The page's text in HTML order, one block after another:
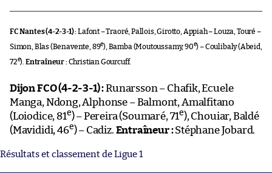
FC Nantes (4-2-3-1) :Lafont – Traoré, Pallois, Girotto, Appiah – Louza, Touré –
Simon, Blas (Benavente, 89e), Bamba (Moutoussamy, 90e) – Coulibaly (Abeid,
72e). Entraîneur :Christian Gourcuff.
Dijon FCO (4-2-3-1) :Runarsson – Chafik, Ecuele
Manga, Ndong, Alphonse – Balmont, Amalfitano
(Loiodice, 81e) – Pereira (Soumaré, 71e), Chouiar, Baldé
(Mavididi, 46e) – Cadiz. Entraîneur :Stéphane Jobard.
Résultats et classement de Ligue 1